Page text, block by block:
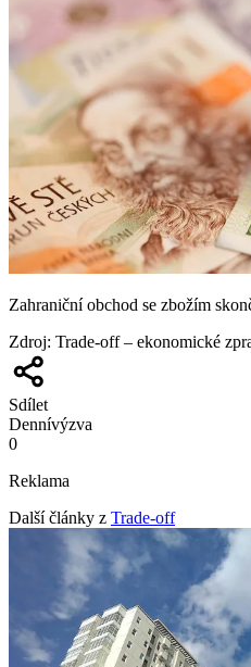
Zahraniční obchod se zbožím
Zdroj: Trade-off – ekonomické
Sdílet
Dennívýzva
0
Reklama
Další články z Trade-off